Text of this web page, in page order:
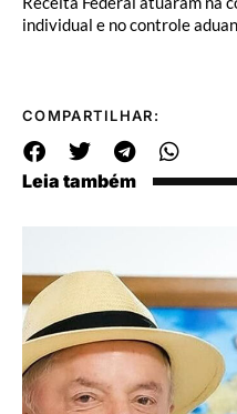
individual e no controle
COMPARTILHAR:
Leia também